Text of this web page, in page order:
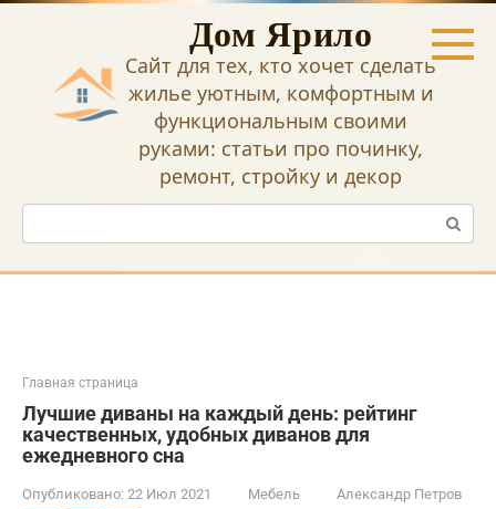
Перейти
Дом Ярило
Сайт для тех, кто хочет сделать
жилье уютным, комфортным и
функциональным своими
руками: статьи про починку,
ремонт, стройку и декор
Поиск:
Главная страница
Лучшие диваны на каждый день: рейтинг
качественных, удобных диванов для
ежедневного сна
Опубликовано: 22 Июл 2021 Мебель Александр Петров